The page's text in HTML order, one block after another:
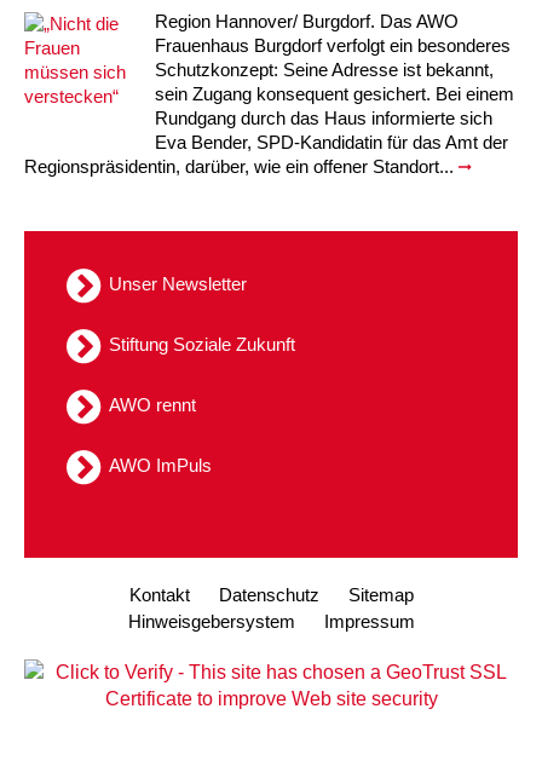
Region Hannover/ Burgdorf. Das AWO
Frauenhaus Burgdorf verfolgt ein besonderes
Schutzkonzept: Seine Adresse ist bekannt,
sein Zugang konsequent gesichert. Bei einem
Rundgang durch das Haus informierte sich
Eva Bender, SPD-Kandidatin für das Amt der
Regionspräsidentin, darüber, wie ein offener Standort...
Unser Newsletter
Stiftung Soziale Zukunft
AWO rennt
AWO ImPuls
Kontakt Datenschutz
Sitemap
Hinweisgebersystem
Impressum